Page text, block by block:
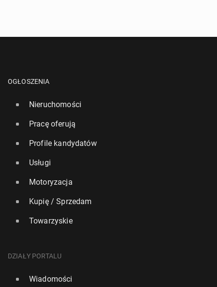
Media w UK: Po­wo­jen­na od­bu­do­wa War­sza­wy może
być cenną lekcją dla Ukrainy
OGŁOSZENIA
Nieruchomości
Pracę oferują
Profile kandydatów
Usługi
Motoryzacja
Kupię / Sprzedam
Towarzyskie
DZIAŁY PORTALU
Wiadomości